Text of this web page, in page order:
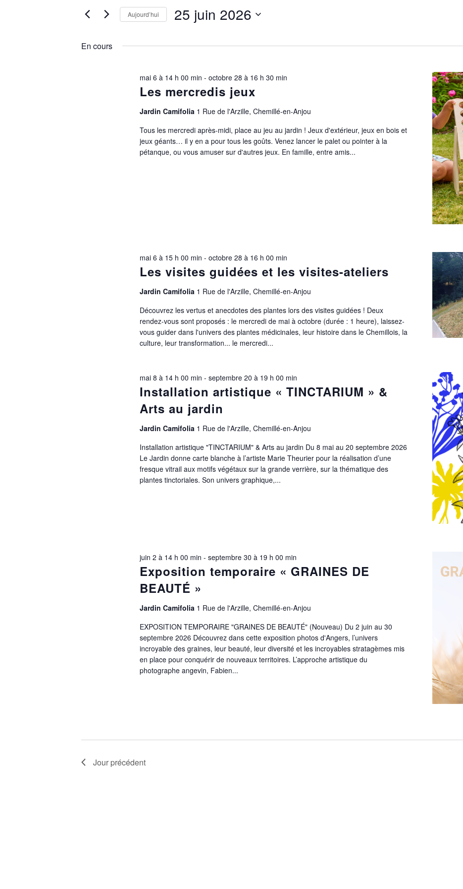
juin
2026
DE
ÉVÈNEMENTS
Évènements
mot-
Aujourd’hui 25 juin 2026
En cours
Les mercredis jeux
mai 6 à 14 h 00 min -octobre 28 à 16 h 30 min
Jardin Camifolia 1 Rue de l'Arzille, Chemillé-en-Anjou
Tous les mercredi après-midi, place au jeu au jardin ! Jeux d'extérieur, jeux en bois et
jeux géants… il y en a pour tous les goûts. Venez lancer le palet ou pointer à la
pétanque, ou vous amuser sur d'autres jeux. En famille, entre amis...
Les visites guidées et les visites-ateliers
mai 6 à 15 h 00 min -octobre 28 à 16 h 00 min
Jardin Camifolia 1 Rue de l'Arzille, Chemillé-en-Anjou
Découvrez les vertus et anecdotes des plantes lors des visites guidées ! Deux
rendez-vous sont proposés : le mercredi de mai à octobre (durée : 1 heure), laissez-
vous guider dans l'univers des plantes médicinales, leur histoire dans le Chemillois, la
culture, leur transformation... le mercredi...
Installation artistique « TINCTARIUM » &
Arts au jardin
mai 8 à 14 h 00 min -septembre 20 à 19 h 00 min
Jardin Camifolia 1 Rue de l'Arzille, Chemillé-en-Anjou
Installation artistique "TINCTARIUM" & Arts au jardin Du 8 mai au 20 septembre 2026
Le Jardin donne carte blanche à l’artiste Marie Theurier pour la réalisation d’une
fresque vitrail aux motifs végétaux sur la grande verrière, sur la thématique des
plantes tinctoriales. Son univers graphique,...
Exposition temporaire « GRAINES DE
BEAUTÉ »
juin 2 à 14 h 00 min -septembre 30 à 19 h 00 min
Jardin Camifolia 1 Rue de l'Arzille, Chemillé-en-Anjou
EXPOSITION TEMPORAIRE "GRAINES DE BEAUTÉ" (Nouveau) Du 2 juin au 30
septembre 2026 Découvrez dans cette exposition photos d'Angers, l’univers
incroyable des graines, leur beauté, leur diversité et les incroyables stratagèmes mis
en place pour conquérir de nouveaux territoires. L’approche artistique du
photographe angevin, Fabien...
Jour précédent